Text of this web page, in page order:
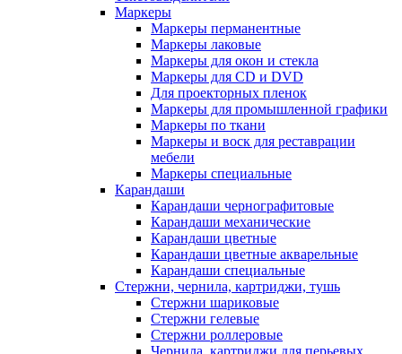
Маркеры
Маркеры перманентные
Маркеры лаковые
Маркеры для окон и стекла
Маркеры для CD и DVD
Для проекторных пленок
Маркеры для промышленной графики
Маркеры по ткани
Маркеры и воск для реставрации
мебели
Маркеры специальные
Карандаши
Карандаши чернографитовые
Карандаши механические
Карандаши цветные
Карандаши цветные акварельные
Карандаши специальные
Стержни, чернила, картриджи, тушь
Стержни шариковые
Стержни гелевые
Стержни роллеровые